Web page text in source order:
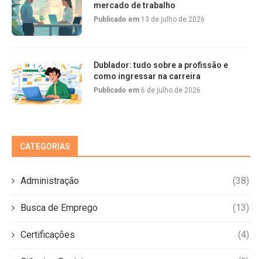
mercado de trabalho
Publicado em 13 de julho de 2026
Dublador: tudo sobre a profissão e
como ingressar na carreira
Publicado em 6 de julho de 2026
CATEGORIAS
Administração (38)
Busca de Emprego (13)
Certificações (4)